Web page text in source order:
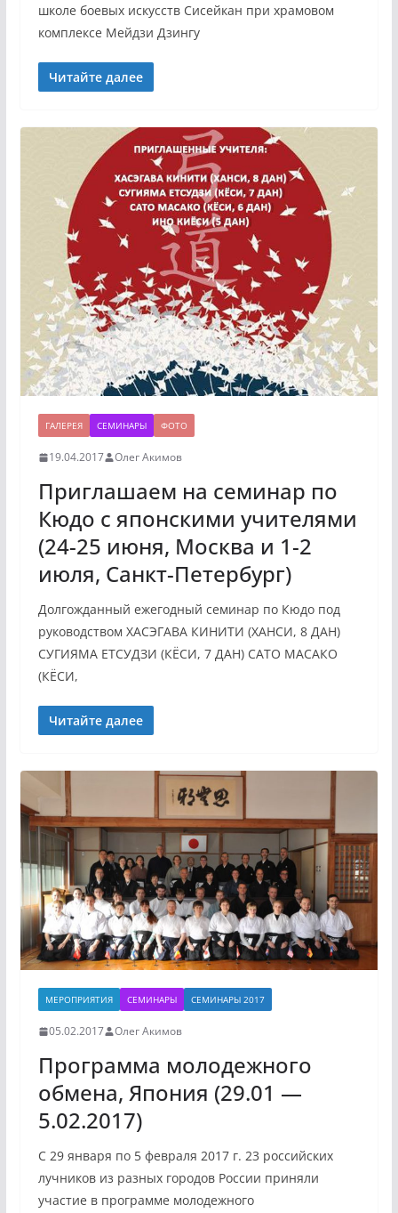
школе боевых искусств Сисейкан при храмовом
комплексе Мейдзи Дзингу
Читайте далее
ГАЛЕРЕЯ СЕМИНАРЫ ФОТО
19.04.2017 Олег Акимов
Приглашаем на семинар по
Кюдо с японскими учителями
(24-25 июня, Москва и 1-2
июля, Санкт-Петербург)
Долгожданный ежегодный семинар по Кюдо под
руководством ХАСЭГАВА КИНИТИ (ХАНСИ, 8 ДАН)
СУГИЯМА ЕТСУДЗИ (КЁСИ, 7 ДАН) САТО МАСАКО
(КЁСИ,
Читайте далее
МЕРОПРИЯТИЯ СЕМИНАРЫ СЕМИНАРЫ 2017
05.02.2017 Олег Акимов
Программа молодежного
обмена, Япония (29.01 —
5.02.2017)
С 29 января по 5 февраля 2017 г. 23 российских
лучников из разных городов России приняли
участие в программе молодежного